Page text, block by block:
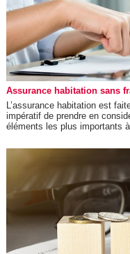
Assurance habitation sans
L’assurance habitation est
impératif de prendre en
éléments les plus importants